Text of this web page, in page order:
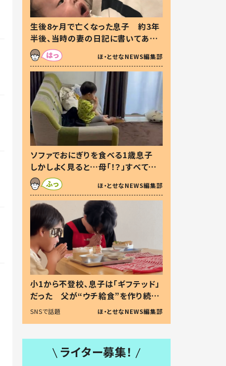
生後8ヶ月で亡くなった息子 約3年
半後、当時の妻の日記に書いてあっ
た本音とは
ほ・とせなNEWS編集部
ソファでおにぎりを食べる1歳息子
しかしよく見ると…母「！？」すべてを
察した母の投稿に「可愛いから許
す！」「現行犯〜」
ほ・とせなNEWS編集部
小1から不登校、息子は「ギフテッド」
だった 父が“ウチ給食”を作り続け
る理由とは #令和の親 #令和の子
SNSで話題 ほ・とせなNEWS編集部
ライター募集！